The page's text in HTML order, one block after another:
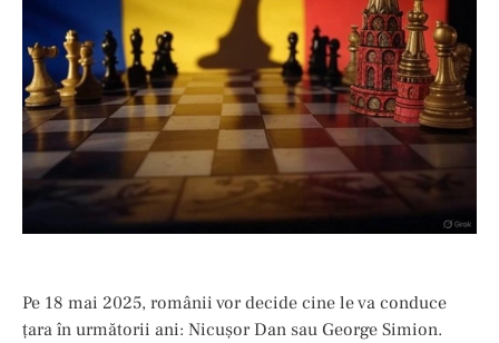
Pe 18 mai 2025, românii vor decide cine le va conduce
țara în următorii ani: Nicușor Dan sau George Simion.